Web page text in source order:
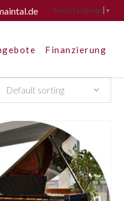
Select Language ▼
Finanzierung
Default sorting